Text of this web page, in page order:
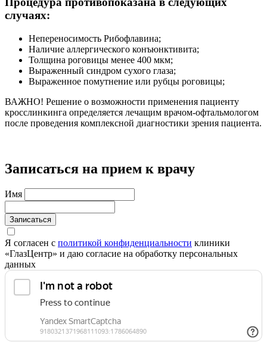
случаях:
Непереносимость Рибофлавина;
Наличие аллергического конъюнктивита;
Толщина роговицы менее 400 мкм;
Выраженный синдром сухого глаза;
Выраженное помутнение или рубцы роговицы;
ВАЖНО! Решение о возможности применения пациенту
кросслинкинга определяется лечащим врачом-офтальмологом
после проведения комплексной диагностики зрения пациента.
Записаться на прием к врачу
Имя
Записаться
Я согласен с политикой конфиденциальности клиники
«ГлазЦентр» и даю согласие на обработку персональных
данных